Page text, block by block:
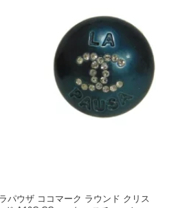
パウザ ココマーク ラウンド クリス